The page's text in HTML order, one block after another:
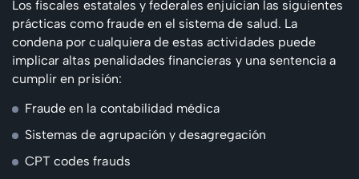
Los fiscales estatales y federales enjuician las siguientes
prácticas como fraude en el sistema de salud. La
condena por cualquiera de estas actividades puede
implicar altas penalidades financieras y una sentencia a
cumplir en prisión:
Fraude en la contabilidad médica
Sistemas de agrupación y desagregación
CPT codes frauds